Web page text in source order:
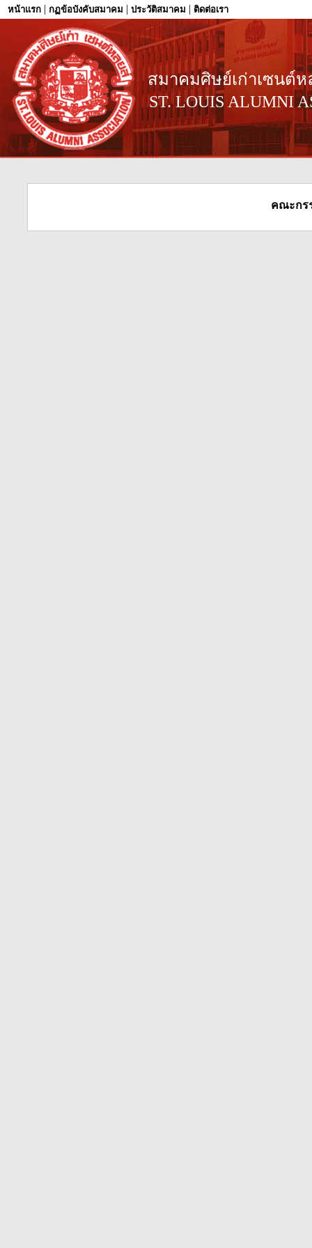
หน้าแรก | กฏข้อบังคับสมาคม | ประวัติสมาคม | ติดต่อเรา
สมาคมศิษย์เก่าเซนต์ห
ST. LOUIS ALUMNI
คณะกร